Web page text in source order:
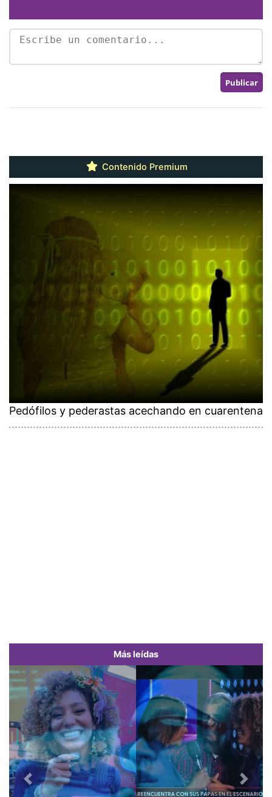
Contenido Premium
Pedófilos y pederastas acechando en cuarentena
Más leídas
Previous Next